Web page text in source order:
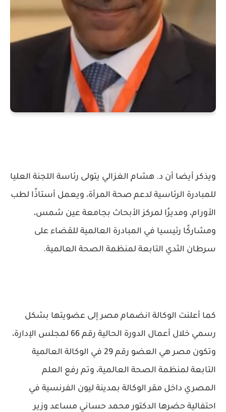
ويذكر أيضا أن د. هشام الغزالي يتولى رئاسة اللجنة العليا
للمبادرة الرئاسية لدعم صحة المرأة، ويعمل أستاذًا لطب
الأورام، ومديرًا لمركز الأبحاث بجامعة عين شمس،
ومشاركًا رئيسيا في المبادرة العالمية للقضاء على
سرطان الثدي التابعة لمنظمة الصحة العالمية.
كما أعلنت الوكالة انضمام مصر إلى عضويتها بشكل
رسمي خلال أعمال الدورة الحالية رقم 66 لمجلس الإدارة،
وتكون مصر هي العضو رقم 29 في الوكالة العالمية
التابعة لمنظمة الصحة العالمية، وتم رفع العلم
المصري داخل مقر الوكالة بمدينة ليون الفرنسية في
احتفالية حضرها الدكتور محمد حساني مساعد وزير